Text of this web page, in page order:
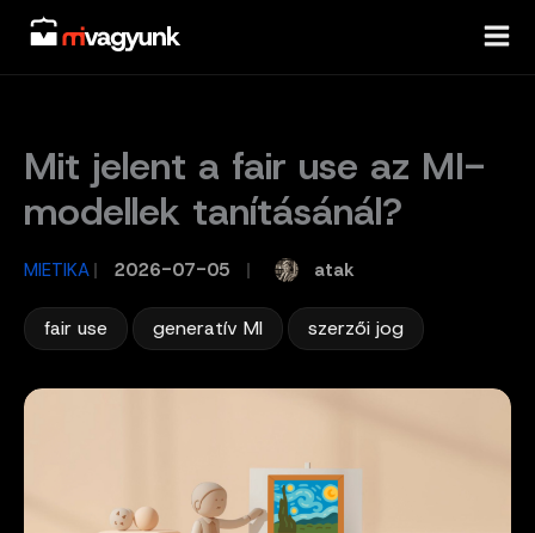
Skip
content
Mit jelent a fair use az MI-
modellek tanításánál?
MIETIKA / 2026-07-05 atak
fair use generatív MI szerzői jog